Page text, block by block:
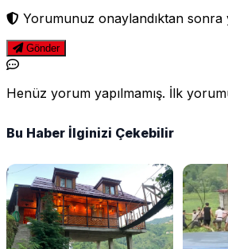
Yorumunuz onaylandıktan sonra
Gönder
Henüz yorum yapılmamış. İlk
Bu Haber İlginizi Çekebilir